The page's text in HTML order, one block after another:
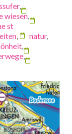
,
wiesen
st
natur,
,